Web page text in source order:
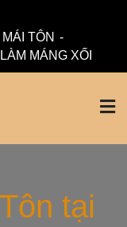
TÔN
MÁNG XỐI
Tôn,
tại